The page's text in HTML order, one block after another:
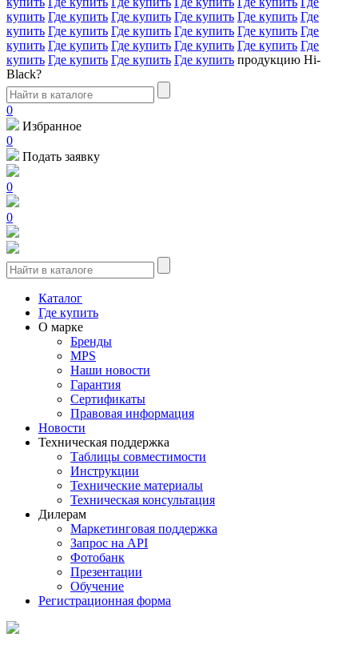
купить Где купить Где купить Где купить Где купить Где
купить Где купить Где купить Где купить Где купить Где
купить Где купить Где купить Где купить Где купить Где
купить Где купить Где купить Где купить продукцию Hi-
Black?
0
Избранное
0
Подать заявку
0
0
Каталог
Где купить
О марке
Бренды
MPS
Наши новости
Гарантия
Сертификаты
Правовая информация
Новости
Техническая поддержка
Таблицы совместимости
Инструкции
Технические материалы
Техническая консультация
Дилерам
Маркетинговая поддержка
Запрос на API
Фотобанк
Презентации
Обучение
Регистрационная форма